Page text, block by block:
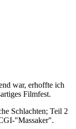
war, erhoffte ich
Filmfest.
Schlachten; Teil 2
"Massaker".